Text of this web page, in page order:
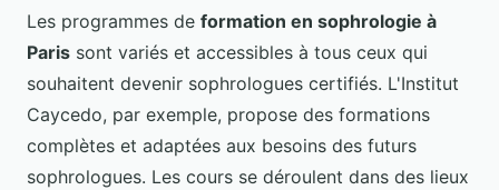
Les programmes de formation en sophrologie à
Paris sont variés et accessibles à tous ceux qui
souhaitent devenir sophrologues certifiés. L'Institut
Caycedo, par exemple, propose des formations
complètes et adaptées aux besoins des futurs
sophrologues. Les cours se déroulent dans des lieux